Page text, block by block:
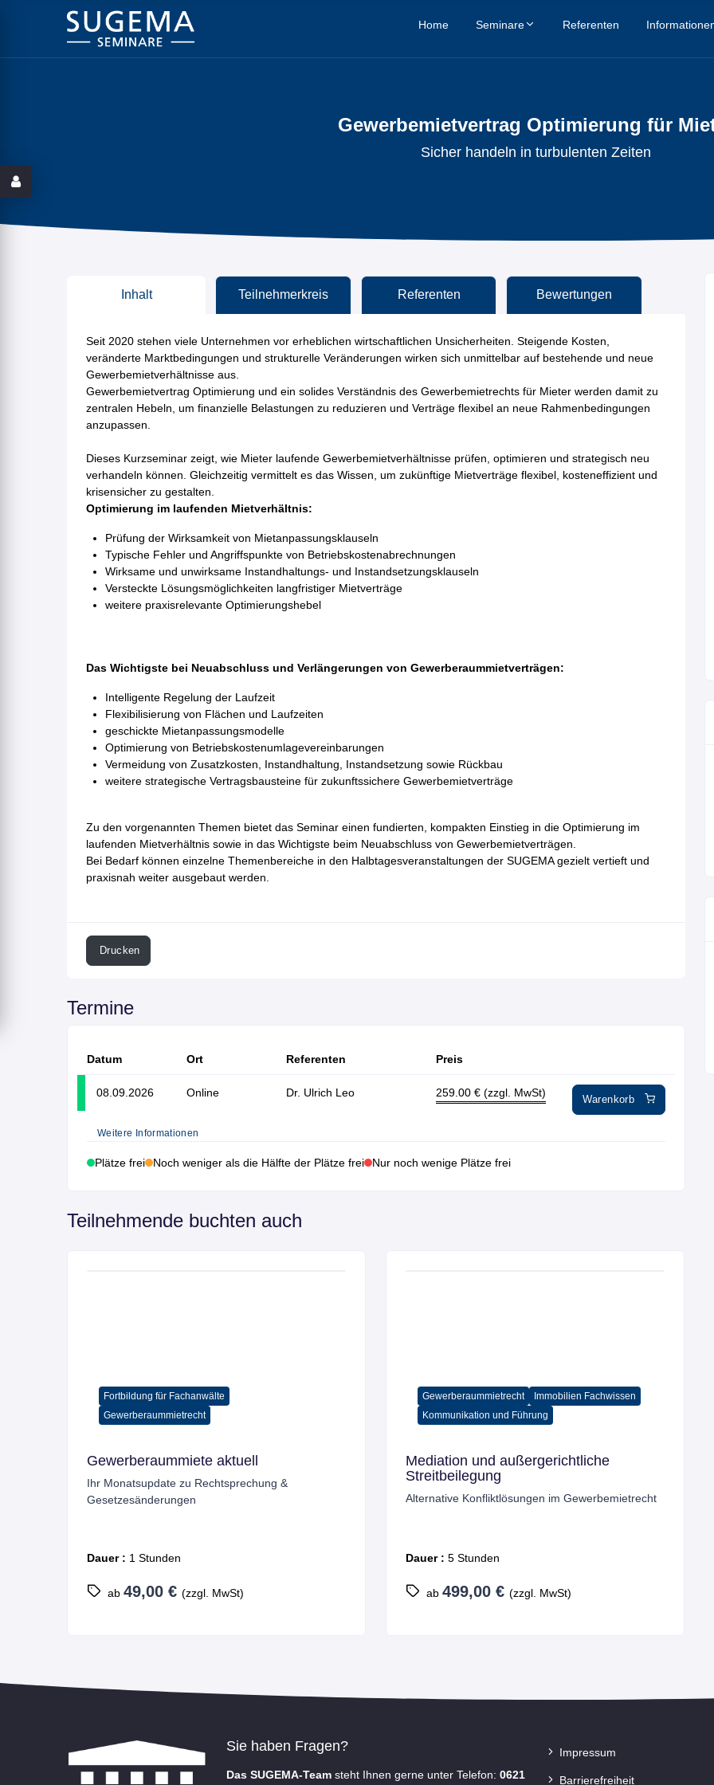
Home Seminare Referenten
Gewerbemietvertrag Optimierung für
Sicher handeln in turbulenten Zeiten
Inhalt Teilnehmerkreis Referenten Bewertungen
Seit 2020 stehen viele Unternehmen vor erheblichen wirtschaftlichen Unsicherheiten. Steigende Kosten,
veränderte Marktbedingungen und strukturelle Veränderungen wirken sich unmittelbar auf bestehende und neue
Gewerbemietverhältnisse aus.
Gewerbemietvertrag Optimierung und ein solides Verständnis des Gewerbemietrechts für Mieter werden damit zu
zentralen Hebeln, um finanzielle Belastungen zu reduzieren und Verträge flexibel an neue Rahmenbedingungen
anzupassen.
Dieses Kurzseminar zeigt, wie Mieter laufende Gewerbemietverhältnisse prüfen, optimieren und strategisch neu
verhandeln können. Gleichzeitig vermittelt es das Wissen, um zukünftige Mietverträge flexibel, kosteneffizient und
krisensicher zu gestalten.
Optimierung im laufenden Mietverhältnis:
Prüfung der Wirksamkeit von Mietanpassungsklauseln
Typische Fehler und Angriffspunkte von Betriebskostenabrechnungen
Wirksame und unwirksame Instandhaltungs- und Instandsetzungsklauseln
Versteckte Lösungsmöglichkeiten langfristiger Mietverträge
weitere praxisrelevante Optimierungshebel
Das Wichtigste bei Neuabschluss und Verlängerungen von Gewerberaummietverträgen:
Intelligente Regelung der Laufzeit
Flexibilisierung von Flächen und Laufzeiten
geschickte Mietanpassungsmodelle
Optimierung von Betriebskostenumlagevereinbarungen
Vermeidung von Zusatzkosten, Instandhaltung, Instandsetzung sowie Rückbau
weitere strategische Vertragsbausteine für zukunftssichere Gewerbemietverträge
Zu den vorgenannten Themen bietet das Seminar einen fundierten, kompakten Einstieg in die Optimierung im
laufenden Mietverhältnis sowie in das Wichtigste beim Neuabschluss von Gewerbemietverträgen.
Bei Bedarf können einzelne Themenbereiche in den Halbtagesveranstaltungen der SUGEMA gezielt vertieft und
praxisnah weiter ausgebaut werden.
Drucken
Termine
Datum Ort Referenten Preis
08.09.2026 Online Dr. Ulrich Leo 259.00€ (zzgl. MwSt)
Warenkorb
Weitere Informationen
Plätze frei Noch weniger als die Hälfte der Plätze frei Nur noch wenige Plätze frei
Teilnehmende buchten auch
Rechtsprechung &
Immobilien Fachwissen
Mediation und außergerichtliche
Streitbeilegung
Alternative Konfliktlösungen im Gewerbemietrecht
ab
Gewerberaummietverträge
ab
Sie haben Fragen?
Das SUGEMA-Team steht Ihnen gerne unter Telefon: 0621
Impressum
Barrierefreiheit